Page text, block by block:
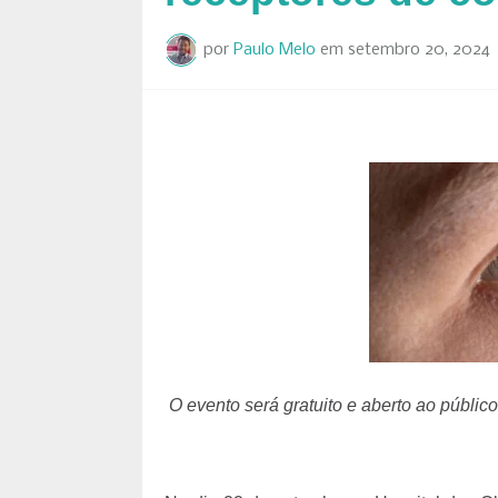
por Paulo Melo em setembro 20, 2024
O evento será gratuito e aberto ao